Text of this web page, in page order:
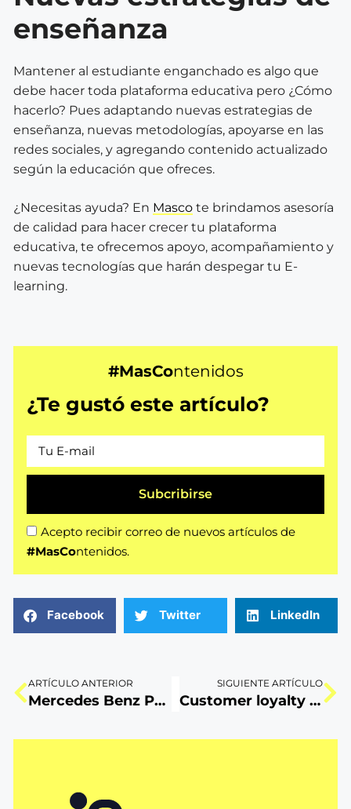
enseñanza
Mantener al estudiante enganchado es algo que
debe hacer toda plataforma educativa pero ¿Cómo
hacerlo? Pues adaptando nuevas estrategias de
enseñanza, nuevas metodologías, apoyarse en las
redes sociales, y agregando contenido actualizado
según la educación que ofreces.
¿Necesitas ayuda? En Masco te brindamos asesoría
de calidad para hacer crecer tu plataforma
educativa, te ofrecemos apoyo, acompañamiento y
nuevas tecnologías que harán despegar tu E-
learning.
#MasContenidos
¿Te gustó este artículo?
Acepto recibir correo de nuevos artículos de
#MasContenidos.
Subcribirse
Facebook Twitter LinkedIn
ARTÍCULO ANTERIOR
Mercedes Benz Perú estrena tienda virtual con entrega a domicilio
SIGUIENTE ARTÍCULO
Customer loyalty para despegar tu marca